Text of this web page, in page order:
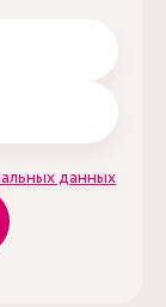
данных